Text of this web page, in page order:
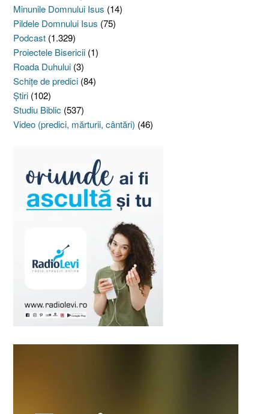
Minunile Domnului Isus (14)
Pildele Domnului Isus (75)
Podcast (1.329)
Proiectele Bisericii (1)
Roada Duhului (3)
Schiţe de predici (84)
Ştiri (102)
Studiu Biblic (537)
Video (predici, mărturii, cântări) (46)